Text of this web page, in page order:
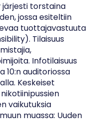
järjesti torstaina
jossa esiteltiin
tuottajavastuuta
Tilaisuus
Infotilaisuus
10:n auditoriossa
Keskeiset
vaikutuksia
muassa: Uuden